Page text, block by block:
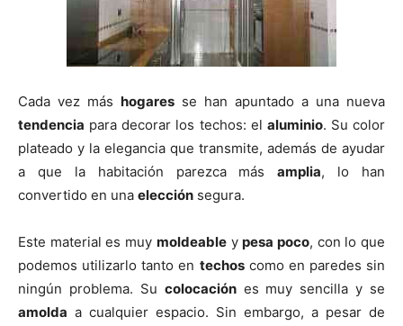
Cada vez más hogares se han apuntado a una nueva
tendencia para decorar los techos: el aluminio. Su color
plateado y la elegancia que transmite, además de ayudar
a que la habitación parezca másamplia, lo han
convertido en una elección segura.
Este material es muy moldeableypesa poco, con lo que
podemos utilizarlo tanto en techoscomo en paredes sin
ningún problema. Su colocaciónes muy sencilla y se
amolda a cualquier espacio. Sin embargo, a pesar de